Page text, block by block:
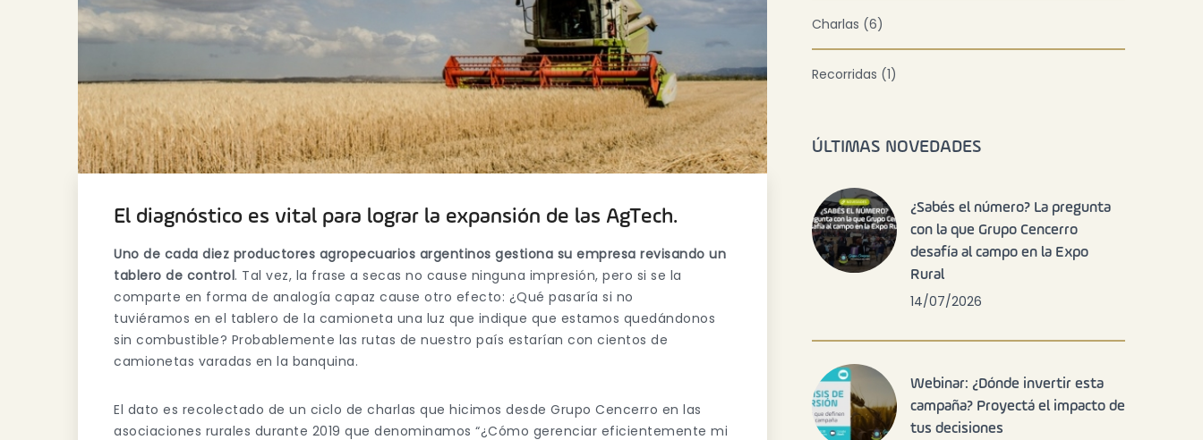
El diagnóstico es vital para lograr la expansión de las AgTech.
Uno de cada diez productores agropecuarios argentinos gestiona su empresa revisando un
tablero de control. Tal vez, la frase a secas no cause ninguna impresión, pero si se la
comparte en forma de analogía capaz cause otro efecto: ¿Qué pasaría si no
tuviéramos en el tablero de la camioneta una luz que indique que estamos quedándonos
sin combustible? Probablemente las rutas de nuestro país estarían con cientos de
camionetas varadas en la banquina.
El dato es recolectado de un ciclo de charlas que hicimos desde Grupo Cencerro en las
asociaciones rurales durante 2019 que denominamos “¿Cómo gerenciar eficientemente mi
Charlas (6)
Recorridas (1)
ÚLTIMAS NOVEDADES
¿Sabés el número? La pregunta
con la que Grupo Cencerro
desafía al campo en la Expo
Rural
14/07/2026
Webinar: ¿Dónde invertir esta
campaña? Proyectá el impacto de
tus decisiones